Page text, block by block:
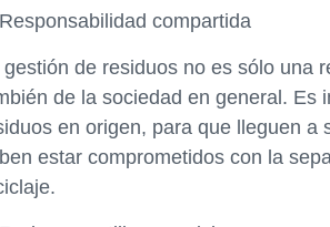
compartida
gestión de residuos no es sólo una
de la sociedad en general. Es
en origen, para que lleguen
estar comprometidos con la